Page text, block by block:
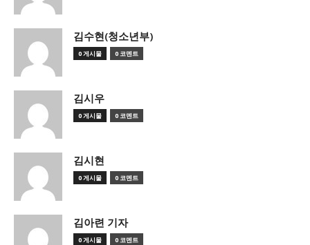
김수현(청소년부)
0 게시물 0 코멘트
김시우
0 게시물 0 코멘트
김시현
0 게시물 0 코멘트
김아련 기자
0 게시물 0 코멘트